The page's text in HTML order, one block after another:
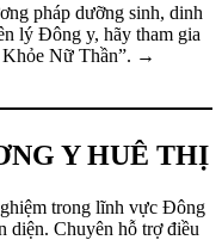
pháp dưỡng sinh, dinh
lý Đông y, hãy tham gia
Nữ Thần”. →
Y HUÊ THỊ
trong lĩnh vực Đông
diện. Chuyên hỗ trợ điều